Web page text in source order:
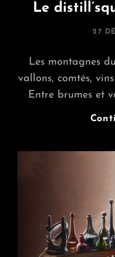
Le
27
Les montagnes
vallons, comtés,
Entre brumes et